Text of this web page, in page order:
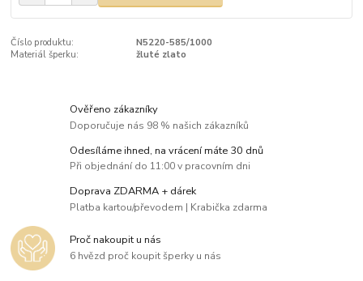
Číslo produktu:
N5220-585/1000
Materiál šperku:
žluté zlato
Ověřeno zákazníky
Doporučuje nás 98 % našich zákazníků
Odesíláme ihned, na vrácení máte 30 dnů
Při objednání do 11:00 v pracovním dni
Doprava ZDARMA + dárek
Platba kartou/převodem | Krabička zdarma
Proč nakoupit u nás
6 hvězd proč koupit šperky u nás